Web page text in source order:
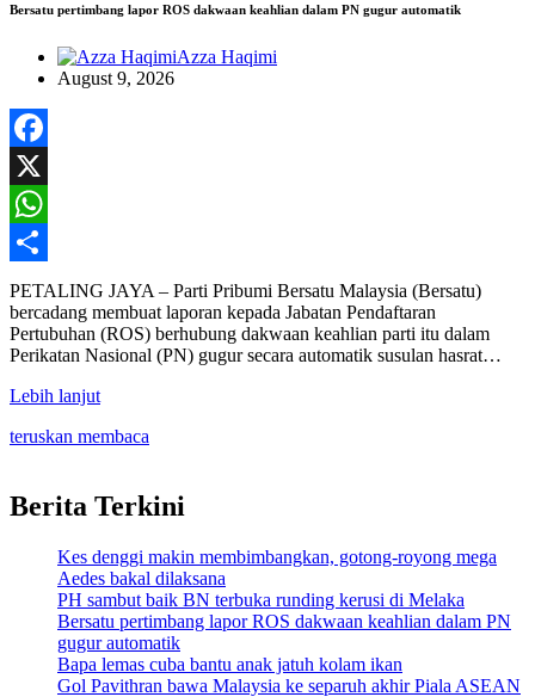
Bersatu pertimbang lapor ROS dakwaan keahlian dalam PN gugur automatik
Azza Haqimi
August 9, 2026
Facebook
X
WhatsApp
Share
PETALING JAYA – Parti Pribumi Bersatu Malaysia (Bersatu)
bercadang membuat laporan kepada Jabatan Pendaftaran
Pertubuhan (ROS) berhubung dakwaan keahlian parti itu dalam
Perikatan Nasional (PN) gugur secara automatik susulan hasrat…
Lebih lanjut
teruskan membaca
Berita Terkini
Kes denggi makin membimbangkan, gotong-royong mega
Aedes bakal dilaksana
PH sambut baik BN terbuka runding kerusi di Melaka
Bersatu pertimbang lapor ROS dakwaan keahlian dalam PN
gugur automatik
Bapa lemas cuba bantu anak jatuh kolam ikan
Gol Pavithran bawa Malaysia ke separuh akhir Piala ASEAN